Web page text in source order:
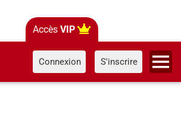
Accès VIP
Connexion S'inscrire